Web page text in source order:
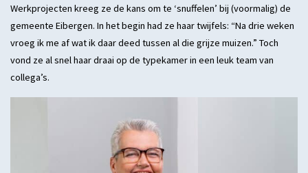
Werkprojecten kreeg ze de kans om te ‘snuffelen’ bij (voormalig) de
gemeente Eibergen. In het begin had ze haar twijfels: “Na drie weken
vroeg ik me af wat ik daar deed tussen al die grijze muizen.” Toch
vond ze al snel haar draai op de typekamer in een leuk team van
collega’s.